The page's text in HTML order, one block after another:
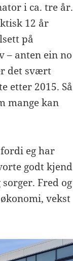
i ca. tre år.
12 år
på
– anten ein no
det svært
etter 2015. Så
mange kan
eg har
godt kjend
Fred og
vekst